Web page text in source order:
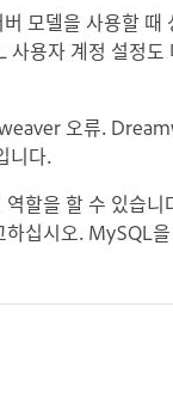
모델을 사용할
용자 계정 설정
오류.
니다.
할을 할 수 있습
십시오. MySQL